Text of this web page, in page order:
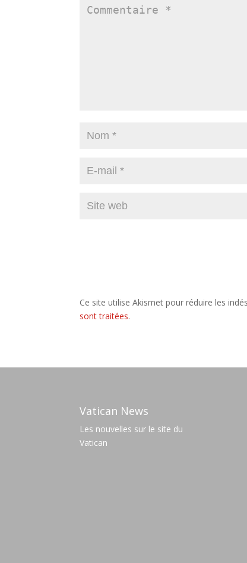
Ce site utilise Akismet pour réduire les
sont traitées.
Vatican News
Les nouvelles sur le site du
Vatican